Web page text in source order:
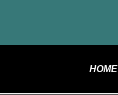
HOME